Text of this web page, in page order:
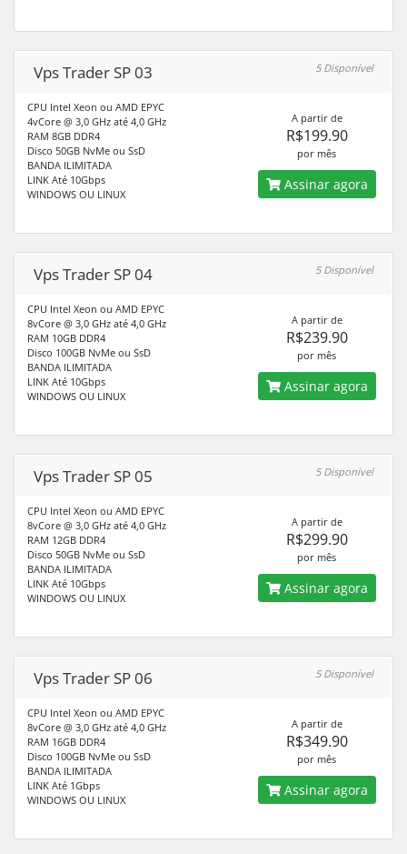
Vps Trader SP 03 5 Disponível
CPU Intel Xeon ou AMD EPYC
4vCore @ 3,0 GHz até 4,0 GHz
RAM 8GB DDR4
Disco 50GB NvMe ou SsD
BANDA ILIMITADA
LINK Até 10Gbps
WINDOWS OU LINUX
A partir de
R$199.90
por mês
Assinar agora
Vps Trader SP 04 5 Disponível
CPU Intel Xeon ou AMD EPYC
8vCore @ 3,0 GHz até 4,0 GHz
RAM 10GB DDR4
Disco 100GB NvMe ou SsD
BANDA ILIMITADA
LINK Até 10Gbps
WINDOWS OU LINUX
A partir de
R$239.90
por mês
Assinar agora
Vps Trader SP 05 5 Disponível
CPU Intel Xeon ou AMD EPYC
8vCore @ 3,0 GHz até 4,0 GHz
RAM 12GB DDR4
Disco 50GB NvMe ou SsD
BANDA ILIMITADA
LINK Até 10Gbps
WINDOWS OU LINUX
A partir de
R$299.90
por mês
Assinar agora
Vps Trader SP 06 5 Disponível
CPU Intel Xeon ou AMD EPYC
8vCore @ 3,0 GHz até 4,0 GHz
RAM 16GB DDR4
Disco 100GB NvMe ou SsD
BANDA ILIMITADA
LINK Até 1Gbps
WINDOWS OU LINUX
A partir de
R$349.90
por mês
Assinar agora